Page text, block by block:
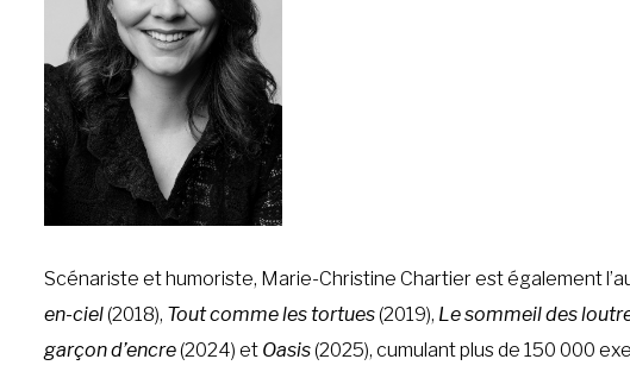
Scénariste et humoriste, Marie-Christine Chartier est également
en-ciel(2018), Tout comme les tortues(2019), Le sommeil des
garçon d’encre(2024) et Oasis(2025), cumulant plus de 150 000